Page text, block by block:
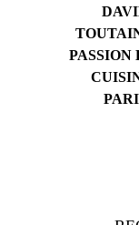
PASSION